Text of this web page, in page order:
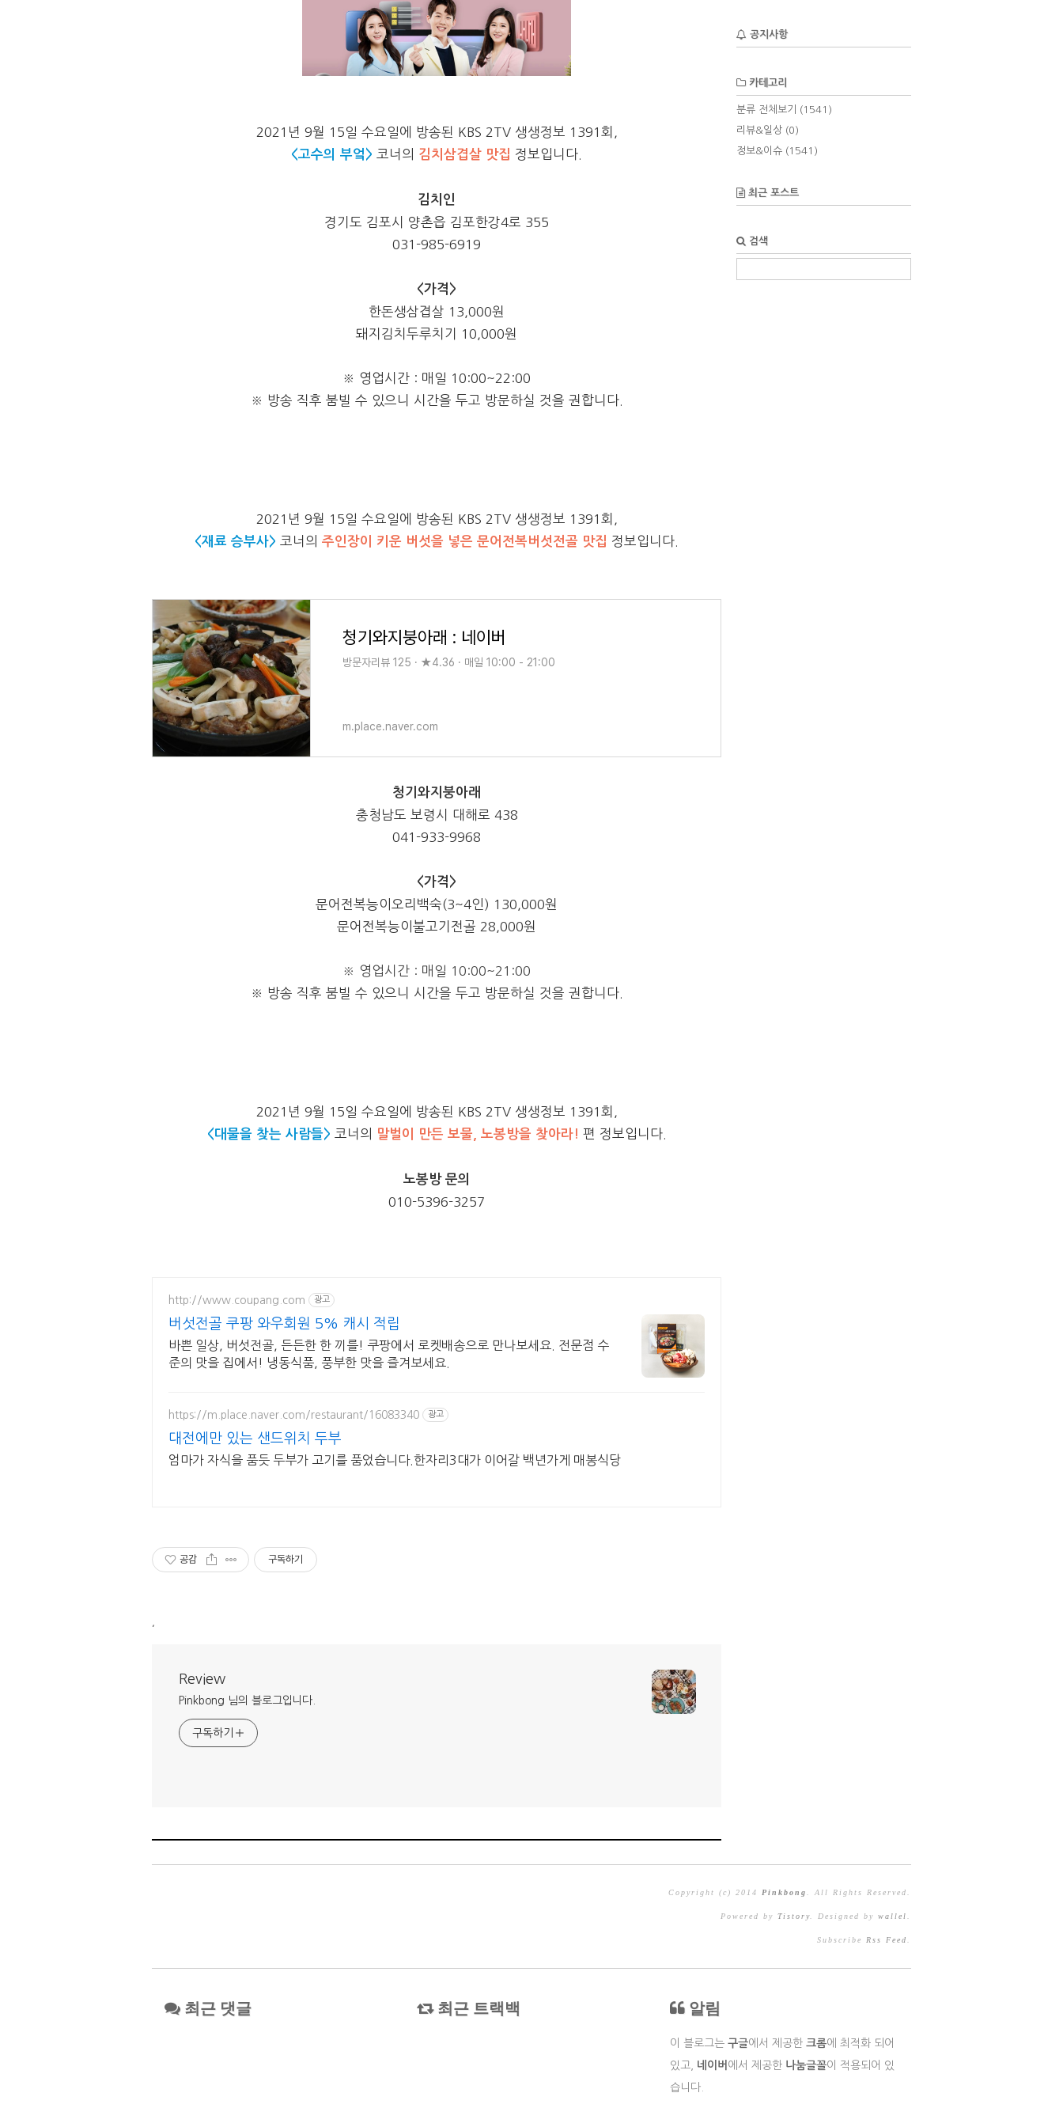
2021년 9월 15일 수요일에 방송된 KBS 2TV 생생정보 1391회,
<고수의 부엌> 코너의 김치삼겹살 맛집 정보입니다.
김치인
경기도 김포시 양촌읍 김포한강4로 355
031-985-6919
<가격>
한돈생삼겹살 13,000원
돼지김치두루치기 10,000원
※ 영업시간 : 매일 10:00~22:00
※ 방송 직후 붐빌 수 있으니 시간을 두고 방문하실 것을 권합니다.
2021년 9월 15일 수요일에 방송된 KBS 2TV 생생정보 1391회,
<재료 승부사> 코너의 주인장이 키운 버섯을 넣은 문어전복버섯전골 맛집 정보입니다.
청기와지붕아래 : 네이버
방문자리뷰 125 · ★4.36 · 매일 10:00 - 21:00
m.place.naver.com
청기와지붕아래
충청남도 보령시 대해로 438
041-933-9968
<가격>
문어전복능이오리백숙(3~4인) 130,000원
문어전복능이불고기전골 28,000원
※ 영업시간 : 매일 10:00~21:00
※ 방송 직후 붐빌 수 있으니 시간을 두고 방문하실 것을 권합니다.
2021년 9월 15일 수요일에 방송된 KBS 2TV 생생정보 1391회,
<대물을 찾는 사람들> 코너의 말벌이 만든 보물, 노봉방을 찾아라! 편 정보입니다.
노봉방 문의
010-5396-3257
http://www.coupang.com 광고
버섯전골 쿠팡 와우회원 5% 캐시 적립
바쁜 일상, 버섯전골, 든든한 한 끼를! 쿠팡에서 로켓배송으로 만나보세요. 전문점 수
준의 맛을 집에서! 냉동식품, 풍부한 맛을 즐겨보세요.
https://m.place.naver.com/restaurant/16083340 광고
대전에만 있는 샌드위치 두부
엄마가 자식을 품듯 두부가 고기를 품었습니다.한자리3대가 이어갈 백년가게 매봉식당
공감 구독하기
Review
Pinkbong 님의 블로그입니다.
구독하기
공지사항
카테고리
분류 전체보기 (1541)
리뷰&일상 (0)
정보&이슈 (1541)
최근 포스트
검색
Copyright (c) 2014 Pinkbong . All Rights Reserved.
Powered by Tistory . Designed by wallel
Subscribe Rss Feed
최근 댓글 최근 트랙백 알림
이 블로그는구글에서 제공한크롬에 최적화 되어
있고, 네이버 에서 제공한 나눔글꼴이 적용되어 있
습니다.